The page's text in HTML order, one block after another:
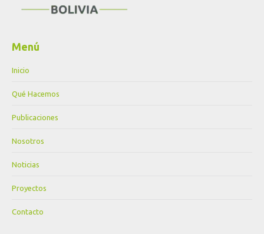
Menú
Inicio
Qué Hacemos
Publicaciones
Nosotros
Noticias
Proyectos
Contacto